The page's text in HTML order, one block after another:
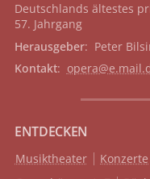
Deutschlands ältestes
57. Jahrgang
Herausgeber: Peter
Kontakt:
ENTDECKEN
Musiktheater Konzerte